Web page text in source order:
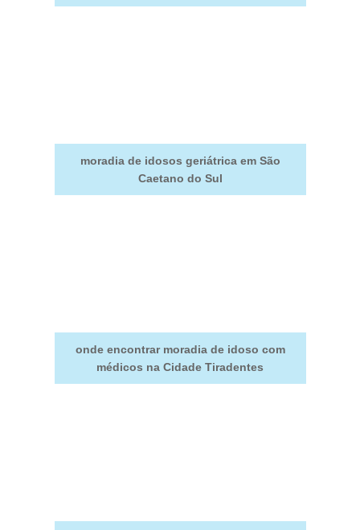
moradia de idosos geriátrica em São
Caetano do Sul
onde encontrar moradia de idoso com
médicos na Cidade Tiradentes